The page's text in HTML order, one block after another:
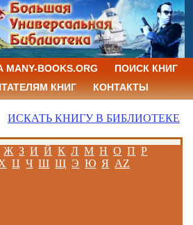
BOOKS.ORG
ПОИСК КНИГ
КНИГ
КОНТАКТЫ
ИСКАТЬ КНИГУ В БИБЛИОТЕКЕ
Ж З И Й К Л М Н О П Р
Ц Ч Ш Щ Э Ю Я AZ